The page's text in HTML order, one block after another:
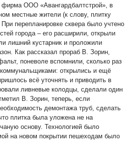
фирма ООО «Авангардбалтстрой», в
местные жители (к слову, плитку
перепланировке сквера было учтено
города – его расширили, открыли
лишний кустарник и проложили
Как рассказал прораб В. Зорин,
поневоле вспомнили, сколько раз
открылись и ещё
всё уточнять и приводить в
ливневые колодцы, сделали один
В. Зорин, теперь, если
демонтажа труб, сделать
плитка была уложена не на
основу. Технологией было
на новом покрытии пешеходам было